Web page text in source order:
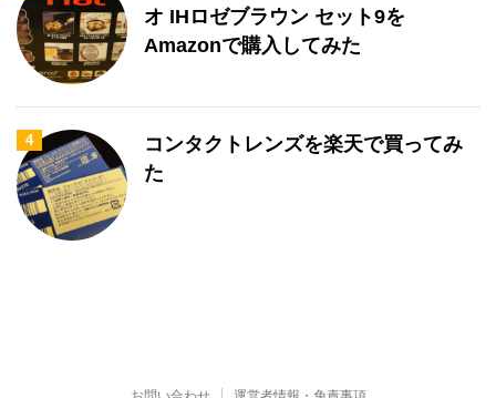
オ IHロゼブラウン セット9を
Amazonで購入してみた
4
コンタクトレンズを楽天で買ってみ
た